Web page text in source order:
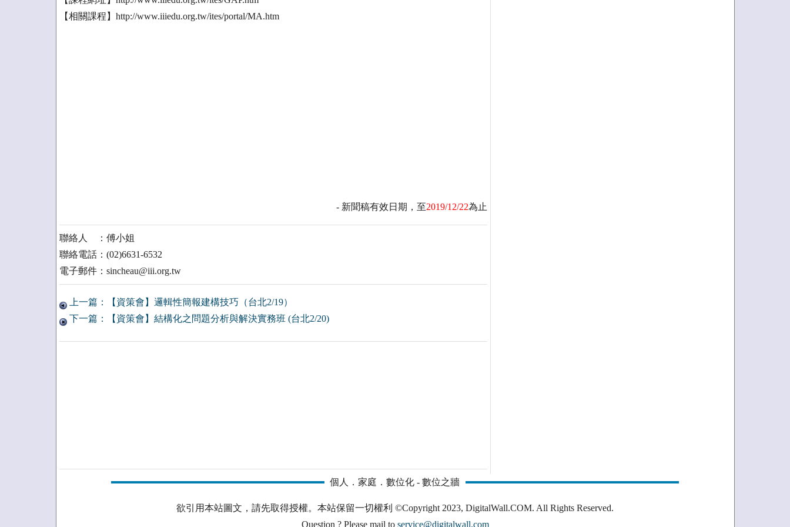
【相關課程】http://www.iiiedu.org.tw/ites/portal/MA.htm
- 新聞稿有效日期，至2019/12/22為止
聯絡人 ：傅小姐
聯絡電話：(02)6631-6532
電子郵件：sincheau@iii.org.tw
上一篇：【資策會】邏輯性簡報建構技巧（台北2/19）
下一篇：【資策會】結構化之問題分析與解決實務班 (台北2/20)
個人．家庭．數位化 - 數位之牆
欲引用本站圖文，請先取得授權。本站保留一切權利 ©Copyright 2023, DigitalWall.COM. All Rights Reserved.
Question ? Please mail to service@digitalwall.com